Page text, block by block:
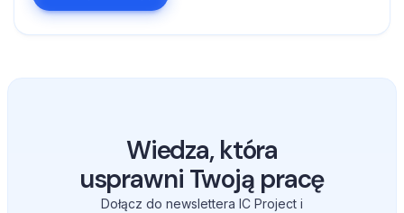
Wiedza, która
usprawni Twoją pracę
Dołącz do newslettera IC Project i